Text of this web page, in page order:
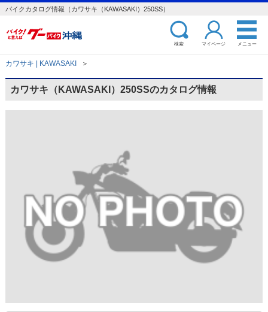
バイクカタログ情報（カワサキ（KAWASAKI）250SS）
検索 マイページ メニュー
カワサキ | KAWASAKI ＞
カワサキ（KAWASAKI）250SSのカタログ情報